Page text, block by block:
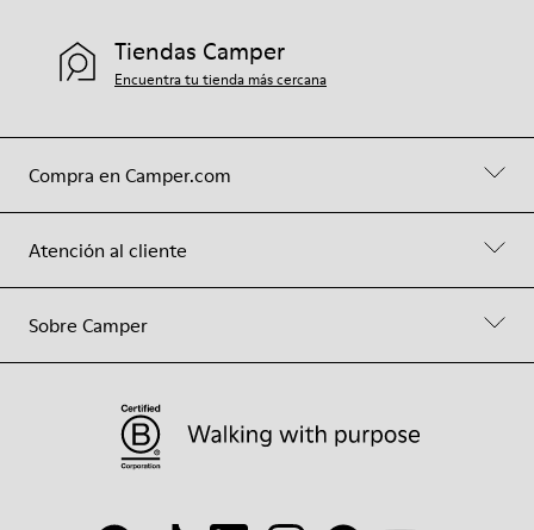
Compra en Camper.com
Atención al cliente
Sobre Camper
Tiendas Camper
Encuentra tu tienda más cercana